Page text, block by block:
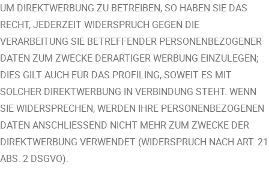
UM DIREKTWERBUNG ZU BETREIBEN, SO HABEN SIE DAS
RECHT, JEDERZEIT WIDERSPRUCH GEGEN DIE
VERARBEITUNG SIE BETREFFENDER PERSONENBEZOGENER
DATEN ZUM ZWECKE DERARTIGER WERBUNG EINZULEGEN;
DIES GILT AUCH FÜR DAS PROFILING, SOWEIT ES MIT
SOLCHER DIREKTWERBUNG IN VERBINDUNG STEHT. WENN
SIE WIDERSPRECHEN, WERDEN IHRE PERSONENBEZOGENEN
DATEN ANSCHLIESSEND NICHT MEHR ZUM ZWECKE DER
DIREKTWERBUNG VERWENDET (WIDERSPRUCH NACH ART. 21
ABS. 2 DSGVO).